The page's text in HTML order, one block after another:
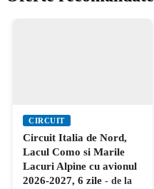
CIRCUIT
Circuit Italia de Nord,
Lacul Como si Marile
Lacuri Alpine cu avionul
2026-2027, 6 zile - de la